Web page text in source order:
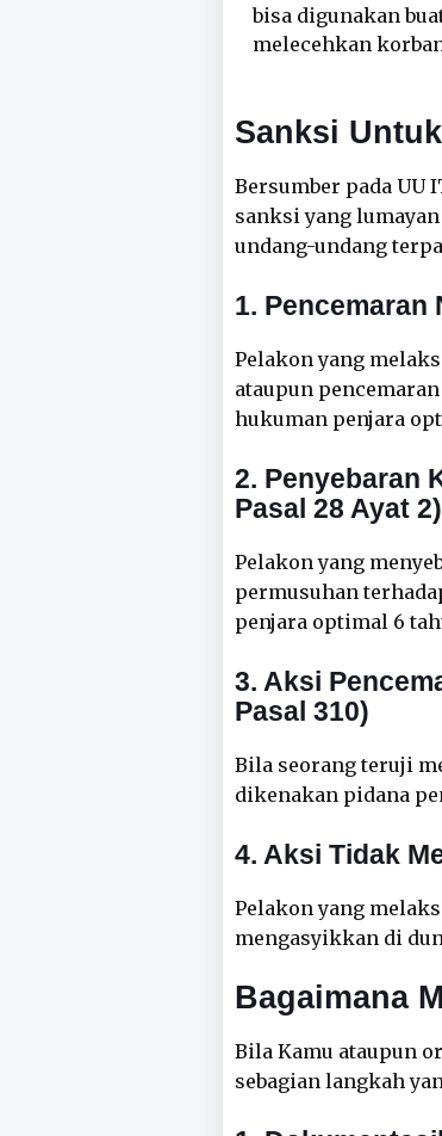
bisa digunakan
melecehkan
Sanksi
Bersumber pada UU
sanksi yang
undang-undang
1. Pencemaran
Pelakon yang
ataupun
hukuman penjara
2. Penyebaran
Pasal 28 Ayat 2)
Pelakon yang
permusuhan
penjara optimal 6
3. Aksi
Pasal 310)
Bila seorang teruji
dikenakan pidana
4. Aksi Tidak
Pelakon yang
mengasyikkan di
Bagaimana
Bila Kamu ataupun
sebagian langkah